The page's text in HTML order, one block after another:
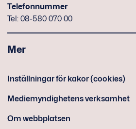
Telefonnummer
Tel: 08-580 070 00
Mer
Inställningar för kakor (cookies)
Mediemyndighetens verksamhet
Om webbplatsen